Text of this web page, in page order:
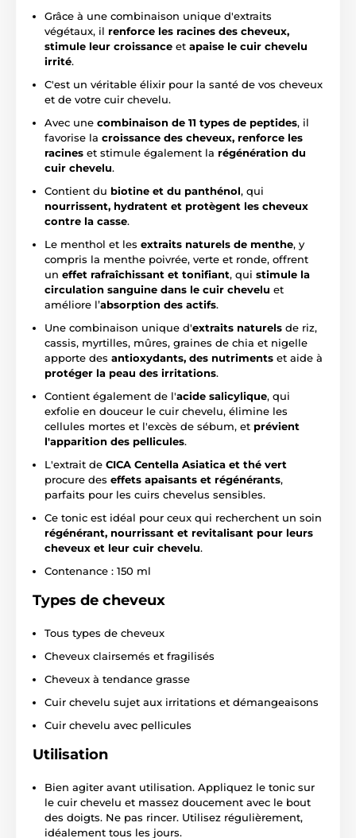
Grâce à une combinaison unique d'extraits
végétaux, il renforce les racines des cheveux,
stimule leur croissance et apaise le cuir chevelu
irrité.
C'est un véritable élixir pour la santé de vos cheveux
et de votre cuir chevelu.
Avec une combinaison de 11 types de peptides, il
favorise la croissance des cheveux, renforce les
racines et stimule également la régénération du
cuir chevelu.
Contient du biotine et du panthénol, qui
nourrissent, hydratent et protègent les cheveux
contre la casse.
Le menthol et les extraits naturels de menthe, y
compris la menthe poivrée, verte et ronde, offrent
un effet rafraîchissant et tonifiant, qui stimule la
circulation sanguine dans le cuir chevelu et
améliore l’absorption des actifs.
Une combinaison unique d'extraits naturels de riz,
cassis, myrtilles, mûres, graines de chia et nigelle
apporte des antioxydants, des nutriments et aide à
protéger la peau des irritations.
Contient également de l'acide salicylique, qui
exfolie en douceur le cuir chevelu, élimine les
cellules mortes et l'excès de sébum, et prévient
l'apparition des pellicules.
L'extrait de CICA Centella Asiatica et thé vert
procure des effets apaisants et régénérants,
parfaits pour les cuirs chevelus sensibles.
Ce tonic est idéal pour ceux qui recherchent un soin
régénérant, nourrissant et revitalisant pour leurs
cheveux et leur cuir chevelu.
Contenance : 150 ml
Types de cheveux
Tous types de cheveux
Cheveux clairsemés et fragilisés
Cheveux à tendance grasse
Cuir chevelu sujet aux irritations et démangeaisons
Cuir chevelu avec pellicules
Utilisation
Bien agiter avant utilisation. Appliquez le tonic sur
le cuir chevelu et massez doucement avec le bout
des doigts. Ne pas rincer. Utilisez régulièrement,
idéalement tous les jours.